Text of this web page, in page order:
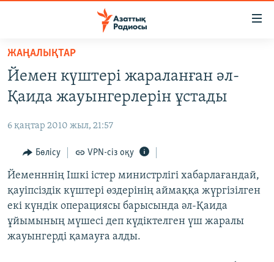
Skip
main
content
to
Navigation
Skip
to
Search
ЖАҢАЛЫҚТАР
ҚАҢТАР ОҚИҒАСЫ
АДАМ ҚҰҚЫҚТАРЫ
ӘЛЕУМЕТ
ӘЛЕМ
АРНАЙЫ ЖОБАЛАР
ЖАҢАЛЫҚТАР
Йемен күштері жараланған әл-
Қаида жауынгерлерін ұстады
6 қаңтар 2010 жыл, 21:57
Бөлісу VPN-сіз оқу
Йеменннің Ішкі істер министрлігі хабарлағандай,
қауіпсіздік күштері өздерінің аймаққа жүргізілген
екі күндік операциясы барысында әл-Қаида
ұйымының мүшесі деп күдіктелген үш жаралы
жауынгерді қамауға алды.